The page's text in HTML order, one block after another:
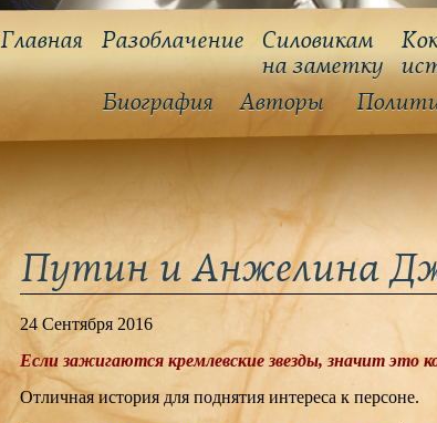
Главная Разоблачение
Силовикам
на заметку
Биография
Авторы
Путин и Анжелина
24 Сентября 2016
Если зажигаются кремлевские звезды, значит это
Отличная история для поднятия интереса к персоне.